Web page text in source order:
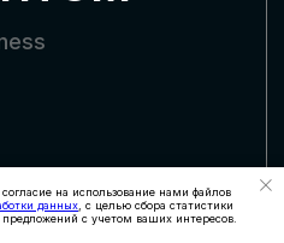
на использование нами файлов
данных , с целью сбора статистики
с учетом ваших интересов.